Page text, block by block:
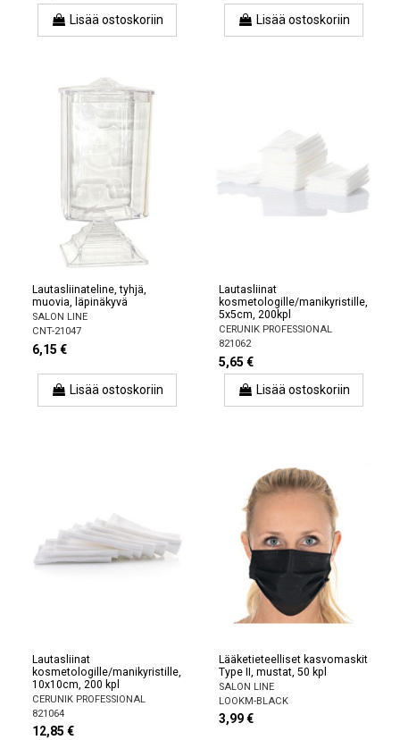
Lisää ostoskoriin
Lisää ostoskoriin
Lautasliinateline, tyhjä,
muovia, läpinäkyvä
SALON LINE
CNT-21047
6,15 €
Lisää ostoskoriin
Lautasliinat
kosmetologille/manikyristille,
5x5cm, 200kpl
CERUNIK PROFESSIONAL
821062
5,65 €
Lisää ostoskoriin
Lautasliinat
kosmetologille/manikyristille,
10x10cm, 200 kpl
CERUNIK PROFESSIONAL
821064
12,85 €
Lääketieteelliset kasvomaskit
Type II, mustat, 50 kpl
SALON LINE
LOOKM-BLACK
3,99 €